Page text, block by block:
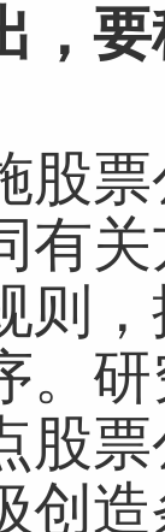
，
股
有
则
。
股
创